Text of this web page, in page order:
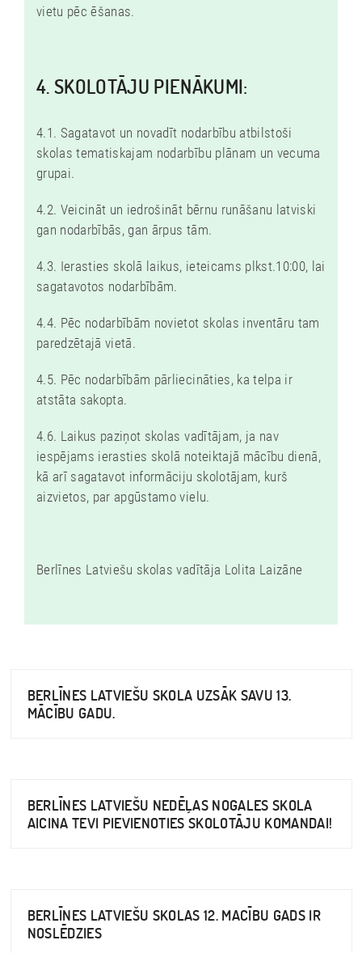
vietu pēc ēšanas.
4. SKOLOTĀJU PIENĀKUMI:
4.1. Sagatavot un novadīt nodarbību atbilstoši
skolas tematiskajam nodarbību plānam un vecuma
grupai.
4.2. Veicināt un iedrošināt bērnu runāšanu latviski
gan nodarbībās, gan ārpus tām.
4.3. Ierasties skolā laikus, ieteicams plkst.10:00, lai
sagatavotos nodarbībām.
4.4. Pēc nodarbībām novietot skolas inventāru tam
paredzētajā vietā.
4.5. Pēc nodarbībām pārliecināties, ka telpa ir
atstāta sakopta.
4.6. Laikus paziņot skolas vadītājam, ja nav
iespējams ierasties skolā noteiktajā mācību dienā,
kā arī sagatavot informāciju skolotājam, kurš
aizvietos, par apgūstamo vielu.
Berlīnes Latviešu skolas vadītāja Lolita Laizāne
BERLĪNES LATVIEŠU SKOLA UZSĀK SAVU 13.
MĀCĪBU GADU.
BERLĪNES LATVIEŠU NEDĒĻAS NOGALES SKOLA
AICINA TEVI PIEVIENOTIES SKOLOTĀJU KOMANDAI!
BERLĪNES LATVIEŠU SKOLAS 12. MACĪBU GADS IR
NOSLĒDZIES